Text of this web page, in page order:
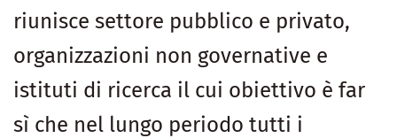
riunisce settore pubblico e privato,
organizzazioni non governative e
istituti di ricerca il cui obiettivo è far
sì che nel lungo periodo tutti i